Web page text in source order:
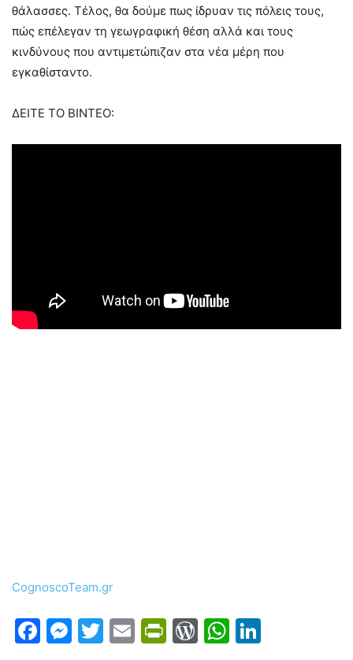
θάλασσες. Τέλος, θα δούμε πως ίδρυαν τις πόλεις τους,
πώς επέλεγαν τη γεωγραφική θέση αλλά και τους
κινδύνους που αντιμετώπιζαν στα νέα μέρη που
εγκαθίσταντο.
ΔΕΙΤΕ ΤΟ ΒΙΝΤΕΟ:
CognoscoTeam.gr
Facebook
Messenger
Twitter
EmailPrintFriendly
WordPress
WhatsApp